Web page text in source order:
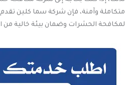
متكاملة وآمنة، فإن شركة سما كلين تقدم
لمكافحة الحشرات وضمان بيئة خالية من